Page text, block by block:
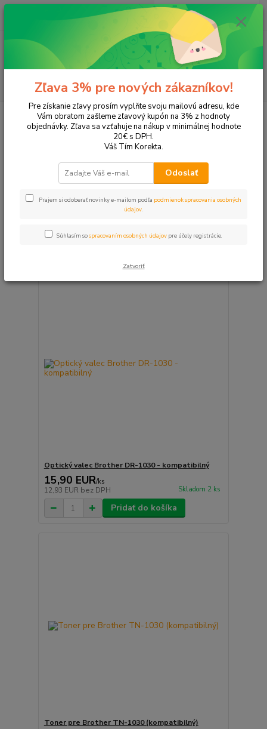
Hľadať
ks
za 0,00 EUR
Tonery a náplne do tlačiarní Brother HL-1201
Upresniť parametre
Najdrahšie
Zobrazujem 1-2 z 2
Optický valec Brother DR-1030 - kompatibilný
15,90 EUR/ks
12,93 EUR bez DPH Skladom 2 ks
Pridať do košíka
Toner pre Brother TN-1030 (kompatibilný)
Zľava 3% pre nových zákazníkov!
Pre získanie zľavy prosím vyplňte svoju mailovú adresu, kde
Vám obratom zašleme zľavový kupón na 3% z hodnoty
objednávky. Zľava sa vzťahuje na nákup v minimálnej hodnote
20€ s DPH.
Váš Tím Korekta.
Odoslať
Prajem si odoberať novinky e-mailom podľa podmienok spracovania osobných
údajov.
Súhlasím sospracovaním osobných údajov pre účely registrácie.
Zatvoriť